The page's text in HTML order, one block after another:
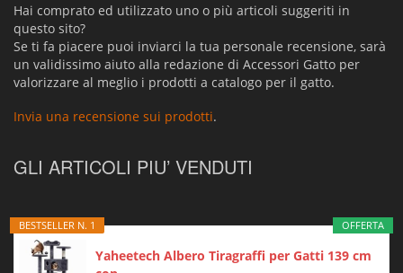
Hai comprato ed utilizzato uno o più articoli suggeriti in
questo sito?
Se ti fa piacere puoi inviarci la tua personale recensione, sarà
un validissimo aiuto alla redazione di Accessori Gatto per
valorizzare al meglio i prodotti a catalogo per il gatto.
Invia una recensione sui prodotti.
GLI ARTICOLI PIU’ VENDUTI
OFFERTA
BESTSELLER N. 1
Yaheetech Albero Tiragraffi per Gatti 139 cm